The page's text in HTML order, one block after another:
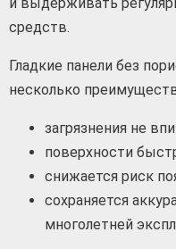
средств.
Гладкие панели без
несколько
загрязнения не
поверхности
снижается риск
сохраняется
многолетней